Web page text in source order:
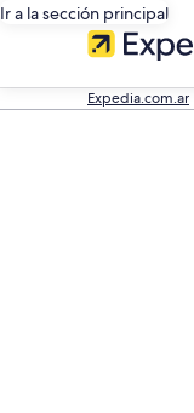
Ir a la sección principal
Expedia.com.ar